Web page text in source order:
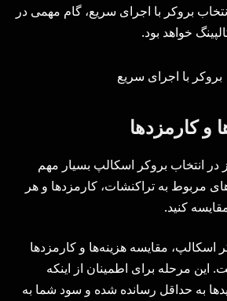
بروکر با اجرای سریع، گام مهمی در
خواهد بود.
و کارمزدها
در انتخاب بروکر اسکالپ بسیار مهم
مربوط به تراکنشات، کارمزدها و هر
کنید.
اسکالپ، مقایسه هزینه‌ها و کارمزدها
این مرحله برای اطمینان از اینکه
به حداقل رسانده شده و سود شما به